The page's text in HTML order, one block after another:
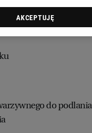
TRÓJMIASTO
do
AKCEPTUJĘ